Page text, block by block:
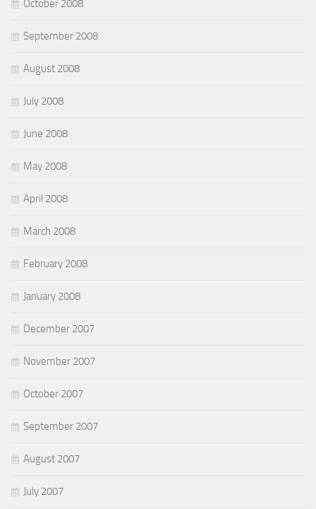
October 2008
September 2008
August 2008
July 2008
June 2008
May 2008
April 2008
March 2008
February 2008
January 2008
December 2007
November 2007
October 2007
September 2007
August 2007
July 2007